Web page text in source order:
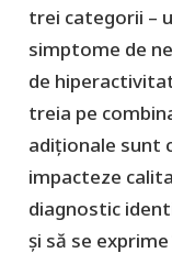
trei categorii –
simptome de
de
treia pe
adiționale sunt
impacteze
diagnostic
și să se